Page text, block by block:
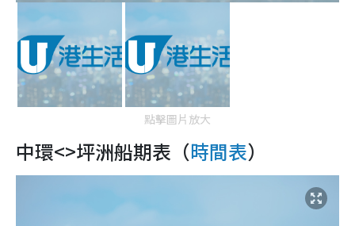
點擊圖片放大
中環<>坪洲船期表（時間表）